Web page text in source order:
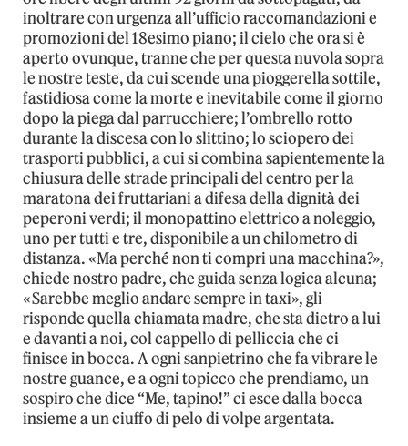
inoltrare con urgenza all’ufficio raccomandazioni e
promozioni del 18esimo piano; il cielo che ora si è
aperto ovunque, tranne che per questa nuvola sopra
le nostre teste, da cui scende una pioggerella sottile,
fastidiosa come la morte e inevitabile come il giorno
dopo la piega dal parrucchiere; l’ombrello rotto
durante la discesa con lo slittino; lo sciopero dei
trasporti pubblici, a cui si combina sapientemente la
chiusura delle strade principali del centro per la
maratona dei fruttariani a difesa della dignità dei
peperoni verdi; il monopattino elettrico a noleggio,
uno per tutti e tre, disponibile a un chilometro di
distanza. «Ma perché non ti compri una macchina?»,
chiede nostro padre, che guida senza logica alcuna;
«Sarebbe meglio andare sempre in taxi», gli
risponde quella chiamata madre, che sta dietro a lui
e davanti a noi, col cappello di pelliccia che ci
finisce in bocca. A ogni sanpietrino che fa vibrare le
nostre guance, e a ogni topicco che prendiamo, un
sospiro che dice “Me, tapino!” ci esce dalla bocca
insieme a un ciuffo di pelo di volpe argentata.